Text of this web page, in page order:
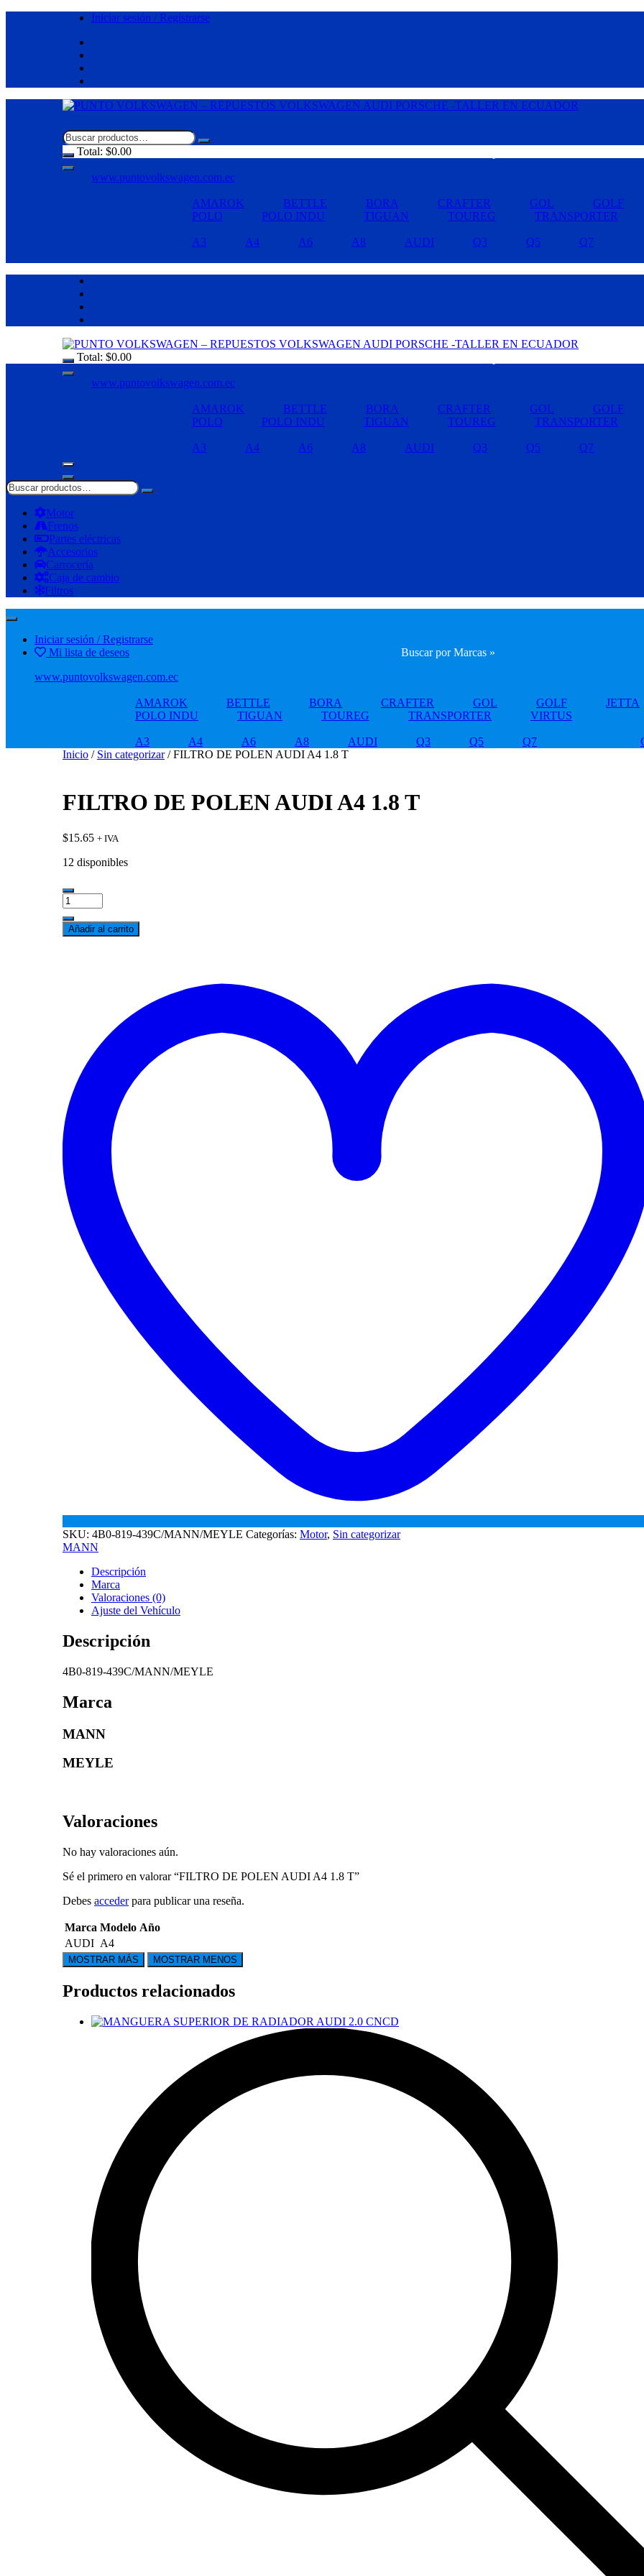
Iniciar sesión / Registrarse
Total: $0.00
www.puntovolkswagen.com.ec
AMAROK BETTLE BORA CRAFTER GOL GOLF
POLO
POLO INDU TIGUAN TOUREG TRANSPORTER
A3 A4 A6 A8 AUDI Q3 Q5 Q7
Total: $0.00
www.puntovolkswagen.com.ec
AMAROK BETTLE BORA CRAFTER GOL GOLF
POLO
POLO INDU TIGUAN TOUREG TRANSPORTER
A3 A4 A6 A8 AUDI Q3 Q5 Q7
Motor
Frenos
Partes eléctricas
Accesorios
Carrocería
Caja de cambio
Filtros
Iniciar sesión / Registrarse
Mi lista de deseos
www.puntovolkswagen.com.ec
Buscar por Marcas »
AMAROK BETTLE BORA CRAFTER GOL GOLF JETTA
POLO INDU
TIGUAN TOUREG TRANSPORTER VIRTUS
A3 A4 A6 A8 AUDI Q3 Q5 Q7
Inicio / Sin categorizar/ FILTRO DE POLEN AUDI A4 1.8 T
FILTRO DE POLEN AUDI A4 1.8 T
$15.65 + IVA
12 disponibles
FILTRO
DE
POLEN
AUDI
Añadir al carrito
SKU: 4B0-819-439C/MANN/MEYLE Categorías: Motor, Sin categorizar
MANN
Descripción
Marca
Valoraciones (0)
Ajuste del Vehículo
Descripción
4B0-819-439C/MANN/MEYLE
Marca
MANN
MEYLE
Valoraciones
No hay valoraciones aún.
Sé el primero en valorar “FILTRO DE POLEN AUDI A4 1.8 T”
Debes accederpara publicar una reseña.
Marca Modelo Año
AUDI A4
Productos relacionados